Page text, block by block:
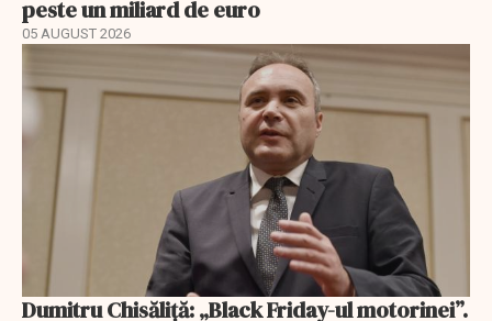
peste un miliard de euro
05 AUGUST 2026
Dumitru Chisăliță: „Black Friday-ul motorinei”.